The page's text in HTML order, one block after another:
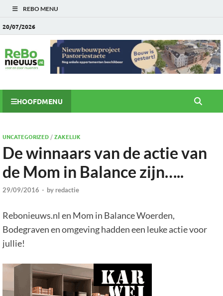
REBO MENU
20/07/2026
HOOFDMENU
UNCATEGORIZED/ZAKELIJK
De winnaars van de actie van
de Mom in Balance zijn…..
29/09/2016 - by redactie
Rebonieuws.nl en Mom in Balance Woerden,
Bodegraven en omgeving hadden een leuke actie voor
jullie!